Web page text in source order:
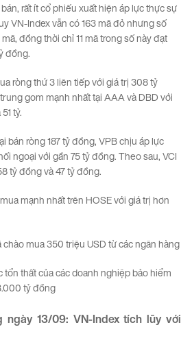
rất ít cổ phiếu xuất hiện áp lực thực sự
VN-Index vẫn có 163 mã đỏ nhưng số
đồng thời chỉ 11 mã trong số này đạt
đồng.
ròng thứ 3 liên tiếp với giá trị 308 tỷ
gom mạnh nhất tại AAA và DBD với
tỷ.
bán ròng 187 tỷ đồng, VPB chịu áp lực
ngoại với gần 75 tỷ đồng. Theo sau, VCI
tỷ đồng và 47 tỷ đồng.
mạnh nhất trên HOSE với giá trị hơn
mua 350 triệu USD từ các ngân hàng
tổn thất của các doanh nghiệp bảo hiểm
tỷ đồng
ngày 13/09: VN-Index tích lũy với